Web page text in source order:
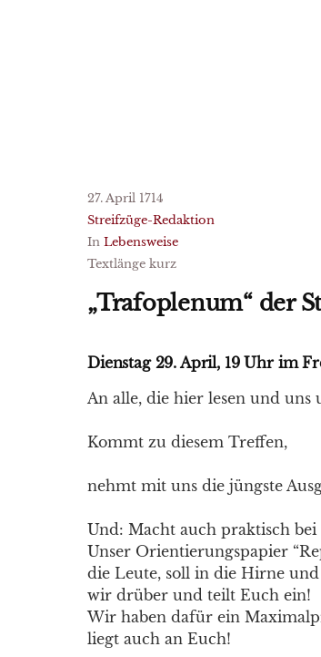
27. April 1714
Streifzüge-Redaktion
In Lebensweise
Textlänge kurz
„Trafoplenum“ der
Dienstag 29. April, 19 Uhr im
An alle, die hier lesen und uns
Kommt zu diesem Treffen,
nehmt mit uns die jüngste
Und: Macht auch praktisch
Unser Orientierungspapier
die Leute, soll in die Hirne
wir drüber und teilt Euch ein!
Wir haben dafür ein
liegt auch an Euch!